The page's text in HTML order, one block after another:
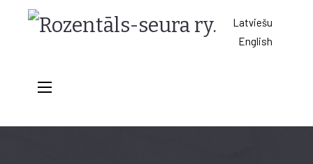
Rozentāls-
ry.
Latviešu
English